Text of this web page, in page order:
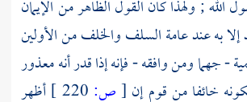
الله ; ولهذا كان القول الظاهر من الإيمان
به عند عامةالسلفوالخلف من الأولين
-جهماومن وافقه - فإنه إذا قدر أنه معذور
خائفا من قوم إن [ص:
أظهر